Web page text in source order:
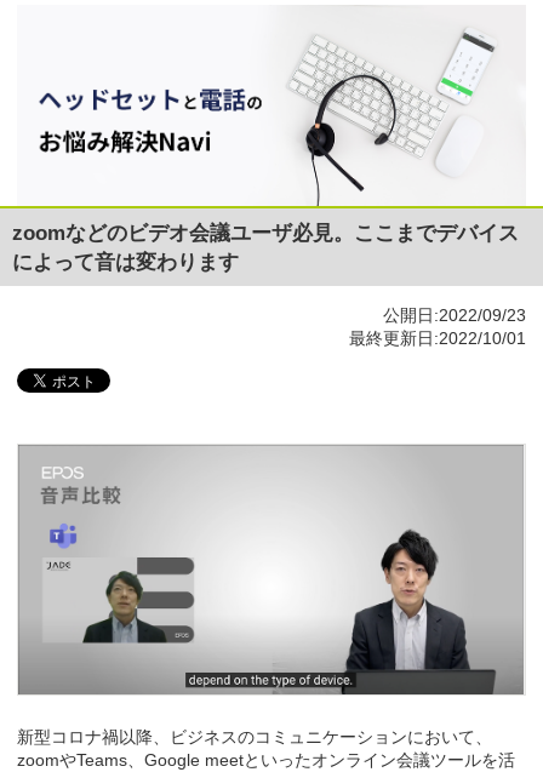
zoomなどのビデオ会議ユーザ必見。ここまでデバイス
によって音は変わります
公開日:2022/09/23
最終更新日:2022/10/01
新型コロナ禍以降、ビジネスのコミュニケーションにおいて、
zoomやTeams、Google meetといったオンライン会議ツールを活